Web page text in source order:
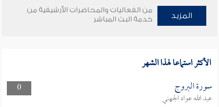
المزيد
من الفعاليات والمحاضرات الأرشيفية من
خدمة البث المباشر
الأكثر استماعا لهذا الشهر
0 سورة البروج
عبد الله عواد الجهني